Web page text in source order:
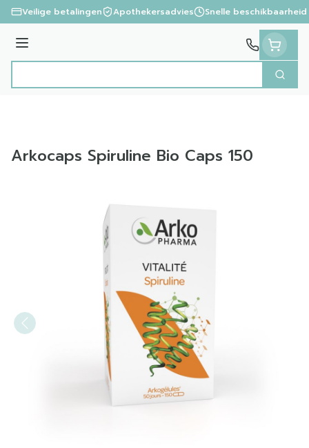
Ga naar de inhoud
Veilige betalingen Apothekersadvies Snelle beschikbaarheid
Menu
Zoek
Arkocaps Spiruline Bio Caps 150